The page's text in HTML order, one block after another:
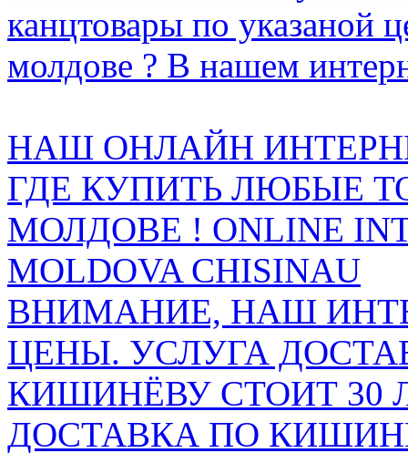
канцтовары по указаной
молдове ? В нашем
НАШ ОНЛАЙН
ГДЕ КУПИТЬ ЛЮБЫЕ
МОЛДОВЕ ! ONLINE
MOLDOVA CHISINAU
ВНИМАНИЕ, НАШ
ЦЕНЫ. УСЛУГА
КИШИНЁВУ СТОИТ 30
ДОСТАВКА ПО